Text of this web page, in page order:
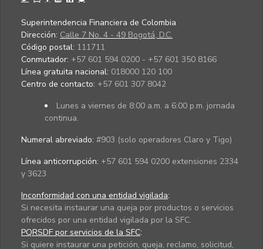
Superintendencia Financiera de Colombia
Dirección: Calle 7 No. 4 - 49 Bogotá, D.C.
Código postal: 111711
Conmutador: +57 601 594 0200 - +57 601 350 8166
Línea gratuita nacional: 018000 120 100
Centro de contacto: +57 601 307 8042
Lunes a viernes de 8:00 a.m. a 6:00 p.m. jornada
continua.
Numeral abreviado: #903 (solo operadores Claro y Tigo)
Línea anticorrupción: +57 601 594 0200 extensiones 2334
y 3623
Inconformidad con una entidad vigilada:
Si necesita instaurar una queja por productos o servicios
ofrecidos por una entidad vigilada por la SFC.
PQRSDF por servicios de la SFC:
Si quiere instaurar una petición, queja, reclamo, solicitud,